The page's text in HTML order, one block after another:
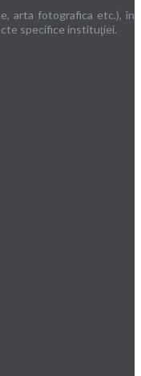
arta fotografica etc.), în
specifice instituţiei.